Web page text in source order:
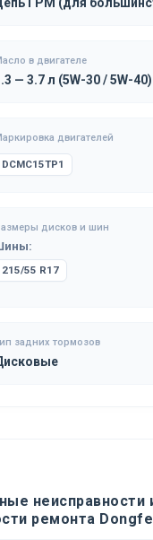
в двигателе
— 3.7 л (5W-30 / 5W-40)
двигателей
DCMC15TP1
дисков и шин
215/55 R17
задних тормозов
неисправности
ремонта